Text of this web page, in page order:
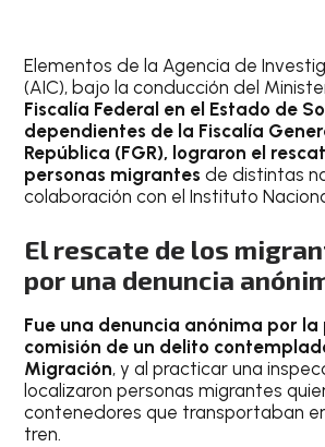
Elementos de la Agencia de
(AIC), bajo la conducción del
Fiscalía Federal en el Estado de
dependientes de la Fiscalía
República (FGR), lograron el
personas migrantes de distintas
colaboración con el Instituto
El rescate de los
por una denuncia
Fue una denuncia anónima por
comisión de un delito
Migración, y al practicar una
localizaron personas migrantes
contenedores que transportaban
tren.